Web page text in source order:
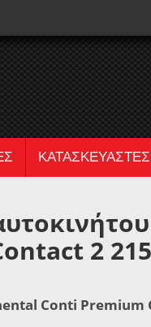
ΚΑΤΑΣΚΕΥΑΣΤΕΣ
2
Conti Premium